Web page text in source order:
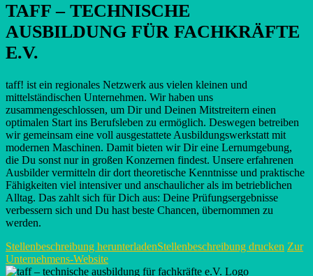
TAFF – TECHNISCHE
AUSBILDUNG FÜR FACHKRÄFTE
E.V.
taff! ist ein regionales Netzwerk aus vielen kleinen und
mittelständischen Unternehmen. Wir haben uns
zusammengeschlossen, um Dir und Deinen Mitstreitern einen
optimalen Start ins Berufsleben zu ermöglich. Deswegen betreiben
wir gemeinsam eine voll ausgestattete Ausbildungswerkstatt mit
modernen Maschinen. Damit bieten wir Dir eine Lernumgebung,
die Du sonst nur in großen Konzernen findest. Unsere erfahrenen
Ausbilder vermitteln dir dort theoretische Kenntnisse und praktische
Fähigkeiten viel intensiver und anschaulicher als im betrieblichen
Alltag. Das zahlt sich für Dich aus: Deine Prüfungsergebnisse
verbessern sich und Du hast beste Chancen, übernommen zu
werden.
Stellenbeschreibung herunterladenStellenbeschreibung drucken Zur
Unternehmens-Website